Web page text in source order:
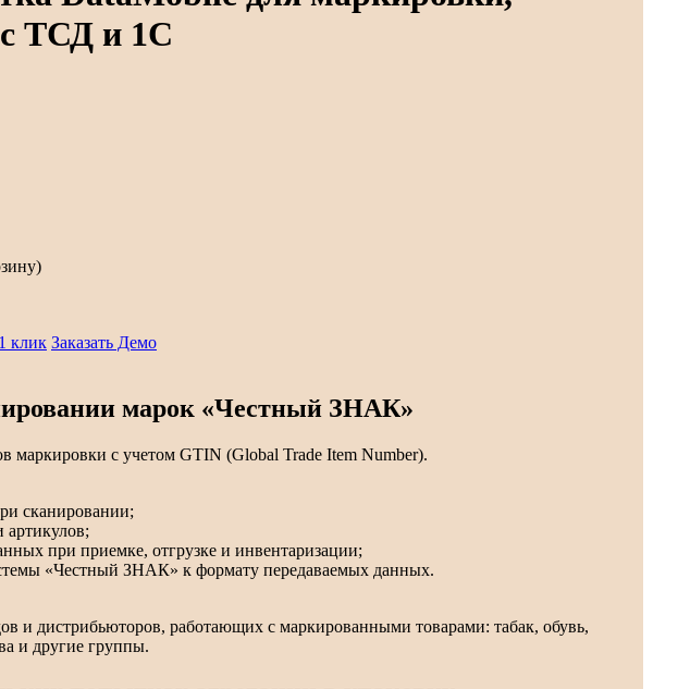
с ТСД и 1С
клик Заказать Демо
марок «Честный ЗНАК»
маркировки с учетом GTIN (Global Trade Item Number).
сканировании;
при приемке, отгрузке и инвентаризации;
«Честный ЗНАК» к формату передаваемых данных.
и дистрибьюторов, работающих с маркированными товарами: табак, обувь,
и другие группы.